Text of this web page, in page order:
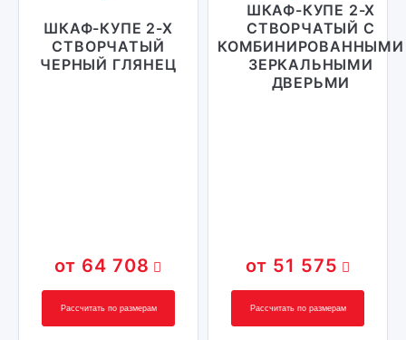
ШКАФ-КУПЕ 2-Х
СТВОРЧАТЫЙ
ЧЕРНЫЙ ГЛЯНЕЦ
64 708
Рассчитать по размерам
ШКАФ-КУПЕ 2-Х
СТВОРЧАТЫЙ С
КОМБИНИРОВАННЫМИ
ЗЕРКАЛЬНЫМИ
ДВЕРЬМИ
51 575
Рассчитать по размерам